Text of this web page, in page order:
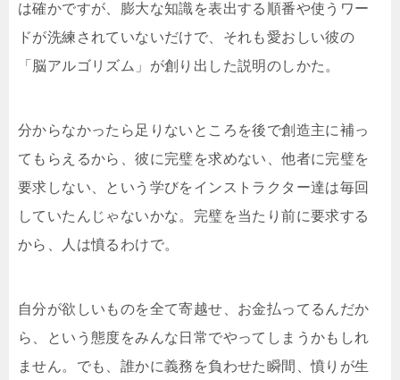
は確かですが、膨大な知識を表出する順番や使うワー
ドが洗練されていないだけで、それも愛おしい彼の
「脳アルゴリズム」が創り出した説明のしかた。
分からなかったら足りないところを後で創造主に補っ
てもらえるから、彼に完璧を求めない、他者に完璧を
要求しない、という学びをインストラクター達は毎回
していたんじゃないかな。完璧を当たり前に要求する
から、人は憤るわけで。
自分が欲しいものを全て寄越せ、お金払ってるんだか
ら、という態度をみんな日常でやってしまうかもしれ
ません。でも、誰かに義務を負わせた瞬間、憤りが生